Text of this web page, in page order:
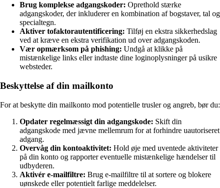
Brug komplekse adgangskoder: Oprethold stærke
adgangskoder, der inkluderer en kombination af bogstaver, tal og
specialtegn.
Aktiver tofaktorautentificering: Tilføj en ekstra sikkerhedslag
ved at kræve en ekstra verifikation ud over adgangskoden.
Vær opmærksom på phishing: Undgå at klikke på
mistænkelige links eller indtaste dine loginoplysninger på usikre
websteder.
Beskyttelse af din mailkonto
For at beskytte din mailkonto mod potentielle trusler og angreb, bør du:
Opdater regelmæssigt din adgangskode: Skift din
adgangskode med jævne mellemrum for at forhindre uautoriseret
adgang.
Overvåg din kontoaktivitet: Hold øje med uventede aktiviteter
på din konto og rapporter eventuelle mistænkelige hændelser til
udbyderen.
Aktivér e-mailfiltre: Brug e-mailfiltre til at sortere og blokere
uønskede eller potentielt farlige meddelelser.